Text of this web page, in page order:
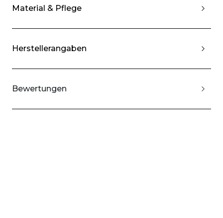
Material & Pflege
Herstellerangaben
Bewertungen